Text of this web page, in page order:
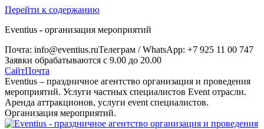
Перейти к содержанию
Eventius - организация мероприятий
Почта: info@eventius.ruТелеграм / WhatsApp: +7 925 11 00 747
Заявки обрабатываются с 9.00 до 20.00
СайтПочта
Eventius – праздничное агентство организация и проведения
мероприятий. Услуги частных специалистов Event отрасли.
Аренда аттракционов, услуги event специалистов.
Организация мероприятий.